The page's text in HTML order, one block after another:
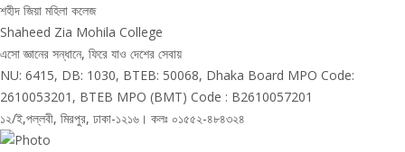
শহীদ জিয়া মহিলা কলেজ
Shaheed Zia Mohila College
এসো জ্ঞানের সন্ধানে, ফিরে যাও দেশের সেবায়
NU: 6415, DB: 1030, BTEB: 50068, Dhaka Board MPO Code:
2610053201, BTEB MPO (BMT) Code : B2610057201
১২/ই,পল্লবী, মিরপুর, ঢাকা-১২১৬। কলঃ ০১৫৫২-৪৮৪৩২৪